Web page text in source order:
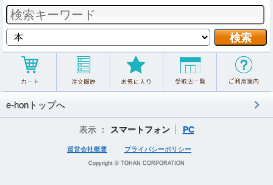
e-honトップへ
表示 ： スマートフォン PC
運営会社概要 プライバシーポリシー
Copyright © TOHAN CORPORATION